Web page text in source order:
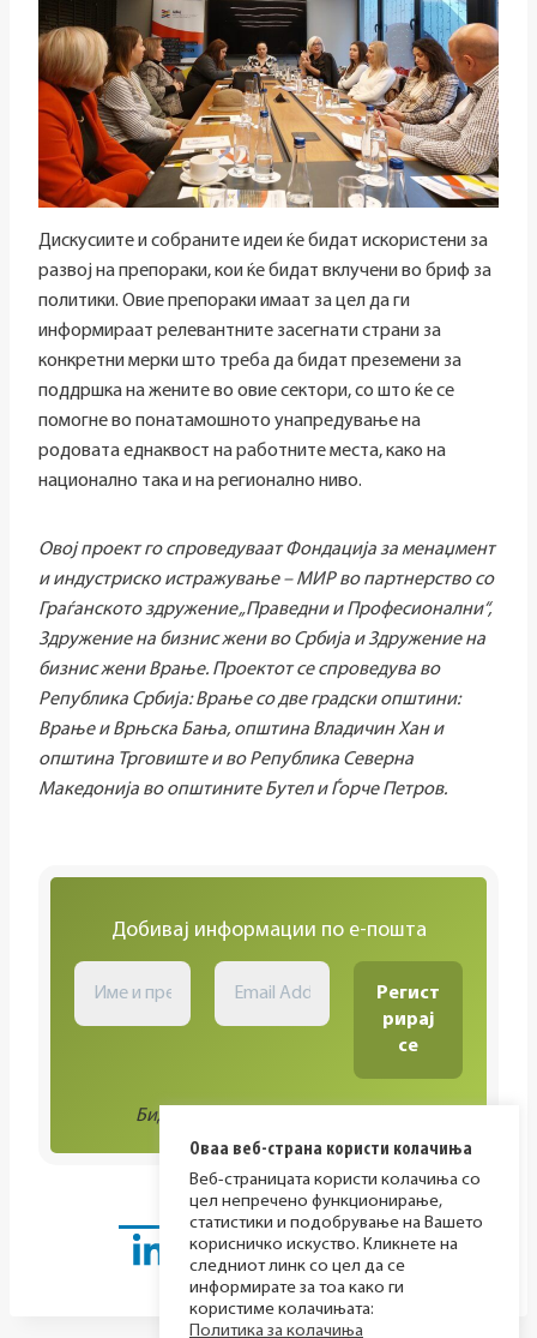
Дискусиите и собраните идеи ќе бидат искористени за
развој на препораки, кои ќе бидат вклучени во бриф за
политики. Овие препораки имаат за цел да ги
информираат релевантните засегнати страни за
конкретни мерки што треба да бидат преземени за
поддршка на жените во овие сектори, со што ќе се
помогне во понатамошното унапредување на
родовата еднаквост на работните места, како на
национално така и на регионално ниво.
Овој проект го спроведуваат Фондација за менаџмент
и индустриско истражување – МИР во партнерство со
Граѓанското здружение „Праведни и Професионални“,
Здружение на бизнис жени во Србија и Здружение на
бизнис жени Врање. Проектот се спроведува во
Република Србија: Врање со две градски општини:
Врање и Врњска Бања, општина Владичин Хан и
општина Трговиште и во Република Северна
Македонија во општините Бутел и Ѓорче Петров.
Добивај информации по е-пошта
Биди во тек со сите активности!
Оваа веб-страна користи колачиња
Веб-страницата користи колачиња со
цел непречено функционирање,
статистики и подобрување на Вашето
корисничко искуство. Кликнете на
следниот линк со цел да се
информирате за тоа како ги
користиме колачињата:
Политика за колачиња